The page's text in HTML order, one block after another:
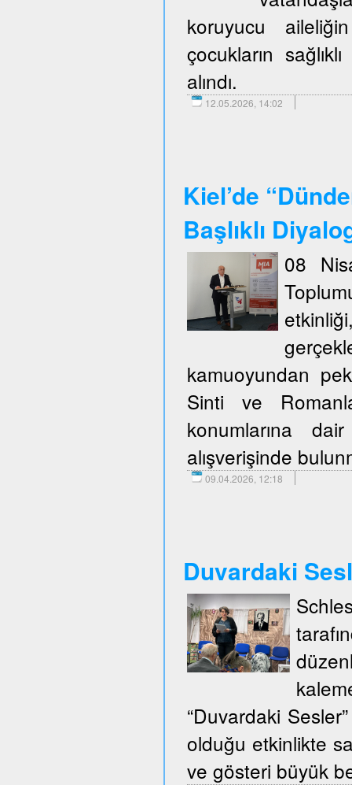
koruyucu
çocukların
alındı.
12.05.2026, 14:02
Kiel’de
Başlıklı
08
kamuoyundan pek
Sinti ve
konumlarına
alışverişinde
09.04.2026, 12:18
Duvardaki
“Duvardaki
olduğu etkinlikte
ve gösteri büyük